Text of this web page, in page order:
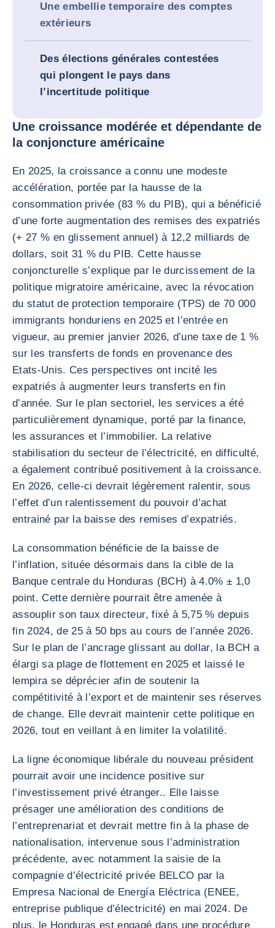
Une embellie temporaire des comptes
extérieurs
Des élections générales contestées
qui plongent le pays dans
l’incertitude politique
Une croissance modérée et dépendante de
la conjoncture américaine
En 2025, la croissance a connu une modeste
accélération, portée par la hausse de la
consommation privée (83 % du PIB), qui a bénéficié
d’une forte augmentation des remises des expatriés
(+ 27 % en glissement annuel) à 12,2 milliards de
dollars, soit 31 % du PIB. Cette hausse
conjoncturelle s’explique par le durcissement de la
politique migratoire américaine, avec la révocation
du statut de protection temporaire (TPS) de 70 000
immigrants honduriens en 2025 et l’entrée en
vigueur, au premier janvier 2026, d’une taxe de 1 %
sur les transferts de fonds en provenance des
Etats-Unis. Ces perspectives ont incité les
expatriés à augmenter leurs transferts en fin
d’année. Sur le plan sectoriel, les services a été
particulièrement dynamique, porté par la finance,
les assurances et l’immobilier. La relative
stabilisation du secteur de l’électricité, en difficulté,
a également contribué positivement à la croissance.
En 2026, celle-ci devrait légèrement ralentir, sous
l’effet d’un ralentissement du pouvoir d’achat
entrainé par la baisse des remises d’expatriés.
La consommation bénéficie de la baisse de
l’inflation, située désormais dans la cible de la
Banque centrale du Honduras (BCH) à 4.0% ± 1,0
point. Cette dernière pourrait être amenée à
assouplir son taux directeur, fixé à 5,75 % depuis
fin 2024, de 25 à 50 bps au cours de l’année 2026.
Sur le plan de l’ancrage glissant au dollar, la BCH a
élargi sa plage de flottement en 2025 et laissé le
lempira se déprécier afin de soutenir la
compétitivité à l’export et de maintenir ses réserves
de change. Elle devrait maintenir cette politique en
2026, tout en veillant à en limiter la volatilité.
La ligne économique libérale du nouveau président
pourrait avoir une incidence positive sur
l’investissement privé étranger.. Elle laisse
présager une amélioration des conditions de
l’entreprenariat et devrait mettre fin à la phase de
nationalisation, intervenue sous l’administration
précédente, avec notamment la saisie de la
compagnie d’électricité privée BELCO par la
Empresa Nacional de Energía Eléctrica (ENEE,
entreprise publique d’électricité) en mai 2024. De
plus, le Honduras est engagé dans une procédure